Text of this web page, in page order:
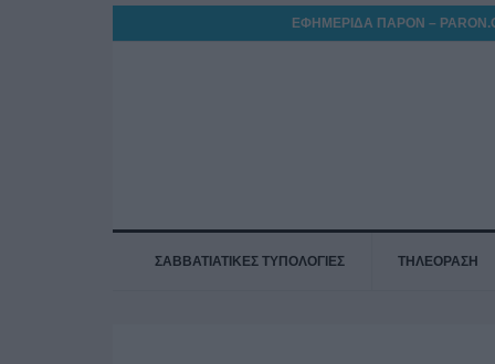
ΕΦΗΜΕΡΙΔΑ ΠΑΡΟΝ –
ΣΑΒΒΑΤΙΑΤΙΚΕΣ ΤΥΠΟΛΟΓΙΕΣ ΤΗΛΕΟΡΑΣΗ